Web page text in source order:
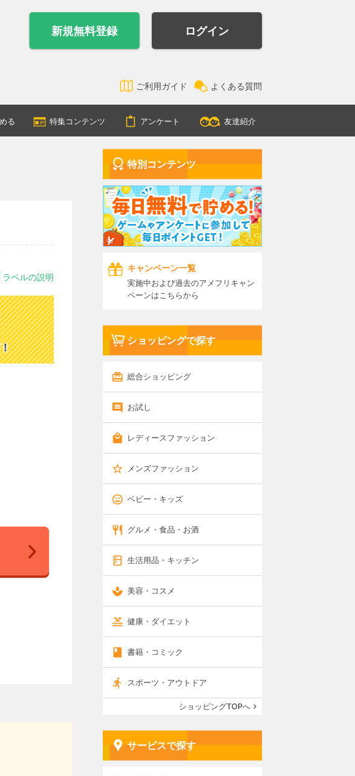
新規無料登録 ログイン
ご利用ガイド よくある質問
る 特集コンテンツ アンケート 友達紹介
ラベルの説明
特別コンテンツ
キャンペーン一覧
実施中および過去のアメフリキャン
ペーンはこちらから
ショッピングで探す
総合ショッピング
お試し
レディースファッション
メンズファッション
ベビー・キッズ
グルメ・食品・お酒
生活用品・キッチン
美容・コスメ
健康・ダイエット
書籍・コミック
スポーツ・アウトドア
ショッピングTOPへ
サービスで探す